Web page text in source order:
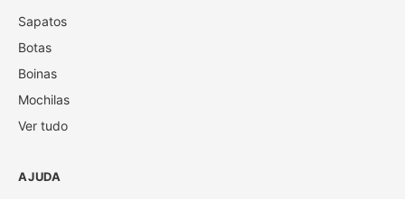
Sapatos
Botas
Boinas
Mochilas
Ver tudo
AJUDA